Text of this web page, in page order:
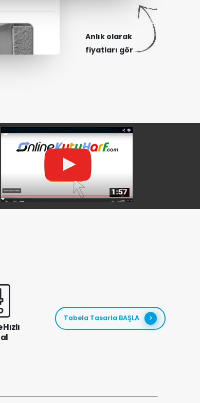
Anlık olarak
fiyatları gör
Tabela Tasarla BAŞLA